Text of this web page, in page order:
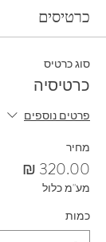
כרטיסים
סוג כרטיס
כרטיסיה
פרטים נוספים
מחיר
מע"מ כלול
כמות